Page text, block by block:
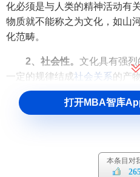
化必须是与人类的精神活动有
物质就不能称之为文化，如山
化范畴。
2、社会性。 文化具有强
一定的规律结成社会关系的产
产生的，是在共同认识、共同
产生的。没有人与人之间的关
是由无数的个体组成的集合，
打开MBA智库
本条目对